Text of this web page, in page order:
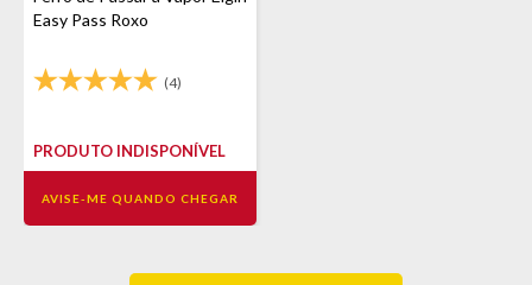
Easy Pass Roxo
(4)
PRODUTO INDISPONÍVEL
AVISE-ME QUANDO CHEGAR